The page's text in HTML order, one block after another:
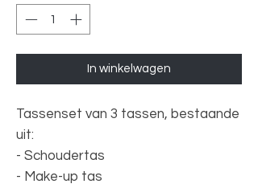
In winkelwagen
Tassenset van 3 tassen, bestaande
uit:
- Schoudertas
- Make-up tas